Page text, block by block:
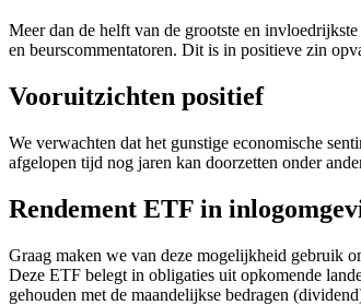
Meer dan de helft van de grootste en
en beurscommentatoren. Dit is in positieve zin
Vooruitzichten positief
We verwachten dat het gunstige economische
afgelopen tijd nog jaren kan doorzetten onder
Rendement ETF in
Graag maken we van deze mogelijkheid gebruik
Deze ETF belegt in obligaties uit opkomende
gehouden met de maandelijkse bedragen